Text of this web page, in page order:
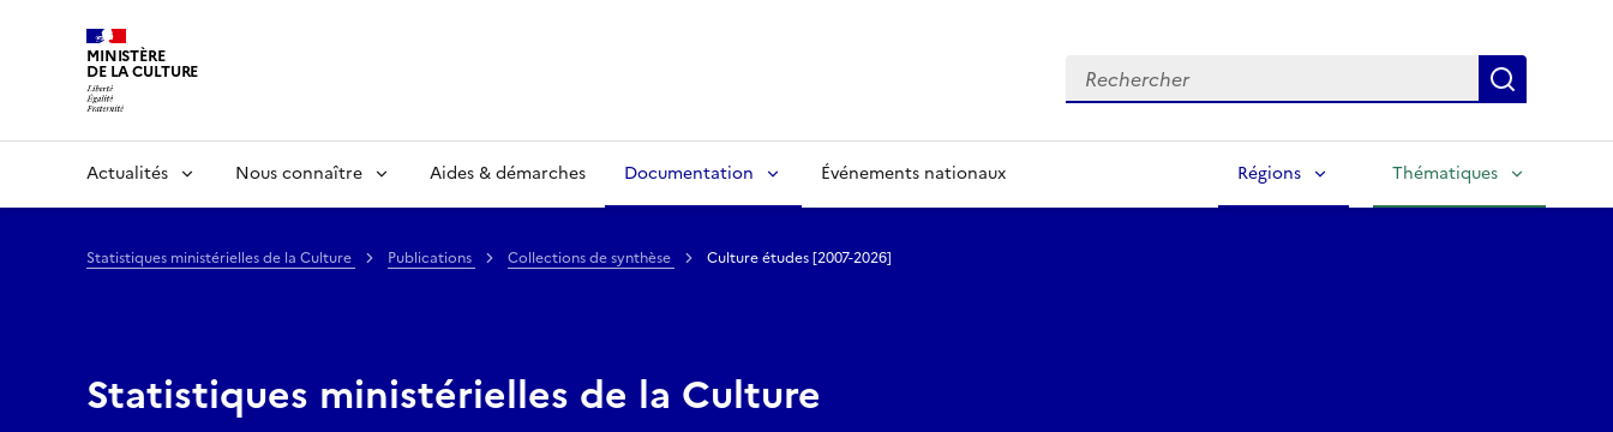
MINISTÈRE
DE LA CULTURE Rechercher
Actualités Nous connaître Aides & démarches Documentation Événements nationaux Régions Thématiques
Statistiques ministérielles de la Culture Publications Collections de synthèse Culture études [2007-2026]
Statistiques ministérielles de la Culture